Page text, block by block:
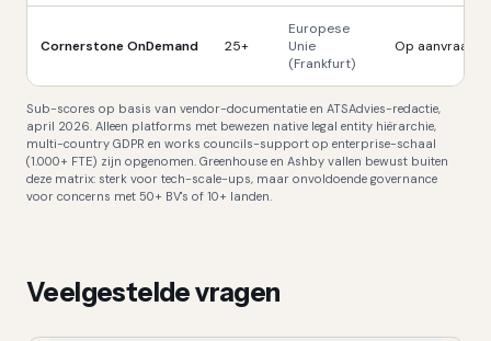
Cornerstone OnDemand 25+
Europese
Unie
(Frankfurt)
Op aanvraag
Sub-scores op basis van vendor-documentatie en ATSAdvies-redactie,
april 2026. Alleen platforms met bewezen native legal entity hiërarchie,
multi-country GDPR en works councils-support op enterprise-schaal
(1.000+ FTE) zijn opgenomen. Greenhouse en Ashby vallen bewust buiten
deze matrix: sterk voor tech-scale-ups, maar onvoldoende governance
voor concerns met 50+ BV's of 10+ landen.
Veelgestelde vragen